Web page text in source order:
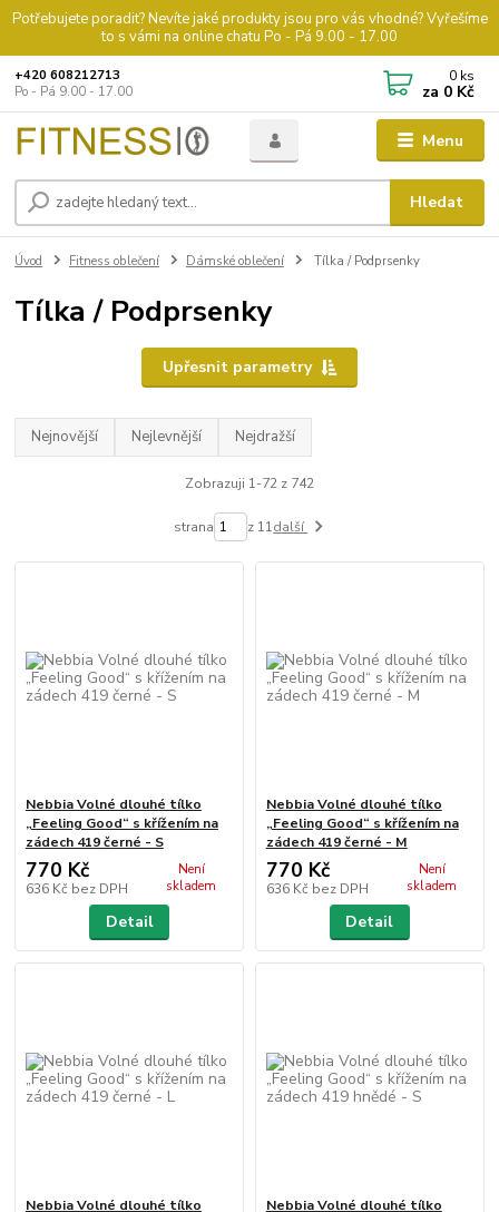
Potřebujete poradit? Nevíte jaké produkty jsou pro vás vhodné? Vyřešíme
to s vámi na online chatu Po - Pá 9.00 - 17.00
Menu
Hledat
+420 608212713
Po - Pá 9.00 - 17.00
0 ks
za 0 Kč
Úvod Fitness oblečení Dámské oblečení Tílka / Podprsenky
Tílka / Podprsenky
Upřesnit parametry
Nejnovější Nejlevnější Nejdražší
Zobrazuji 1-72 z 742
strana z 11další
Nebbia Volné dlouhé tílko
„Feeling Good“ s křížením na
zádech 419 černé - S
770 Kč
636 Kč bez DPH
Není
skladem
Detail
Nebbia Volné dlouhé tílko
„Feeling Good“ s křížením na
zádech 419 černé - M
770 Kč
636 Kč bez DPH
Není
skladem
Detail
Nebbia Volné dlouhé tílko
Nebbia Volné dlouhé tílko